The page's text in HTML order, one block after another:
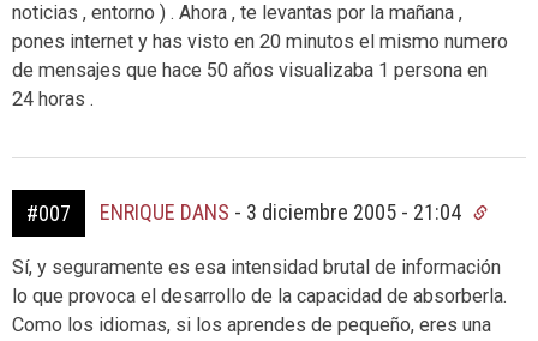
noticias , entorno ) . Ahora , te levantas por la mañana ,
pones internet y has visto en 20 minutos el mismo numero
de mensajes que hace 50 años visualizaba 1 persona en
24 horas .
#007 ENRIQUE DANS - 3 diciembre 2005 - 21:04
Sí, y seguramente es esa intensidad brutal de información
lo que provoca el desarrollo de la capacidad de absorberla.
Como los idiomas, si los aprendes de pequeño, eres una